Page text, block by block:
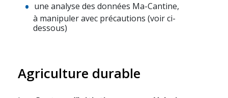
une analyse des données Ma-Cantine,
à manipuler avec précautions (voir ci-
dessous)
Agriculture durable